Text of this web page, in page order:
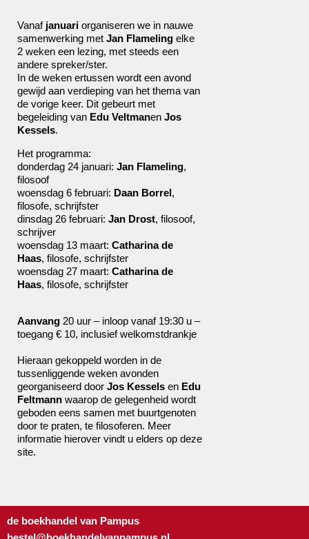
Vanaf januari organiseren we in nauwe
samenwerking met Jan Flameling elke
2 weken een lezing, met steeds een
andere spreker/ster.
In de weken ertussen wordt een avond
gewijd aan verdieping van het thema van
de vorige keer. Dit gebeurt met
begeleiding van Edu Veltmanen Jos
Kessels.
Het programma:
donderdag 24 januari: Jan Flameling,
filosoof
woensdag 6 februari: Daan Borrel,
filosofe, schrijfster
dinsdag 26 februari: Jan Drost, filosoof,
schrijver
woensdag 13 maart: Catharina de
Haas, filosofe, schrijfster
woensdag 27 maart: Catharina de
Haas, filosofe, schrijfster
Aanvang 20 uur – inloop vanaf 19:30 u –
toegang € 10, inclusief welkomstdrankje
Hieraan gekoppeld worden in de
tussenliggende weken avonden
georganiseerd door Jos Kessels en Edu
Feltmann waarop de gelegenheid wordt
geboden eens samen met buurtgenoten
door te praten, te filosoferen. Meer
informatie hierover vindt u elders op deze
site.
de boekhandel van Pampus